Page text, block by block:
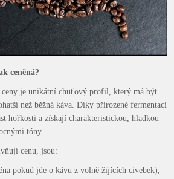
ceněná?
ceny je unikátní chuťový profil, který má být
než běžná káva. Díky přirozené fermentaci
hořkosti a získají charakteristickou, hladkou
tóny.
cenu, jsou:
pokud jde o kávu z volně žijících civebek),